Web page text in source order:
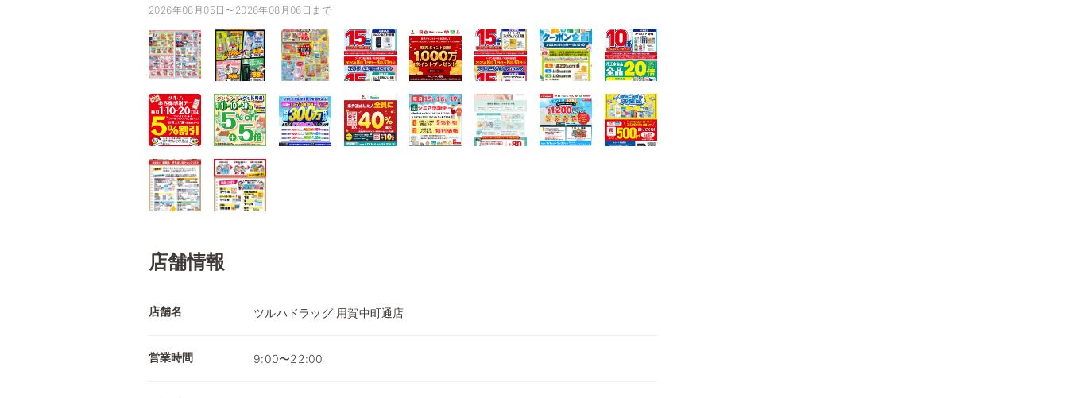
2026年08月05日〜2026年08月06日まで
店舗情報
店舗名 ツルハドラッグ 用賀中町通店
営業時間 9:00〜22:00